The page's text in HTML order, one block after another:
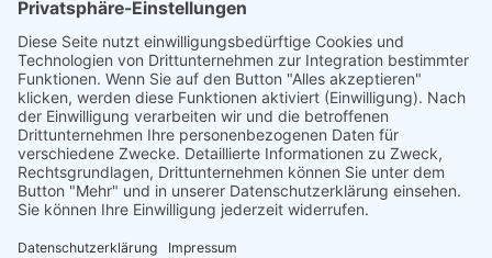
Wohnpark Magdeburg, Hans-Grade-Straße
39130 MAGDEBURG